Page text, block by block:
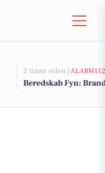
2 timer siden | ALARM112
Beredskab Fyn: